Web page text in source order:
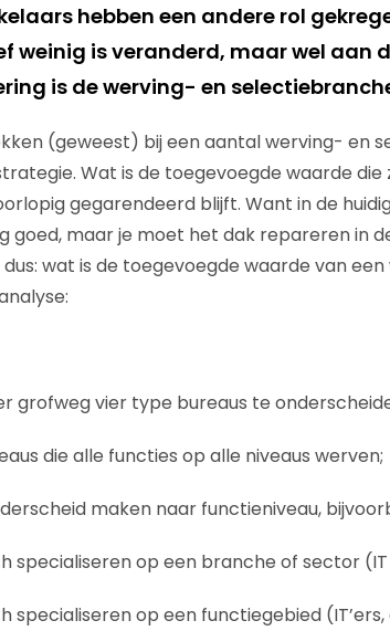
hebben een andere rol
weinig is veranderd, maar wel aan
is de werving- en
(geweest) bij een aantal werving- en
Wat is de toegevoegde waarde die
gegarendeerd blijft. Want in de
goed, maar je moet het dak repareren in
wat is de toegevoegde waarde van
grofweg vier type bureaus te
die alle functies op alle niveaus werven;
maken naar functieniveau,
specialiseren op een branche of sector
specialiseren op een functiegebied